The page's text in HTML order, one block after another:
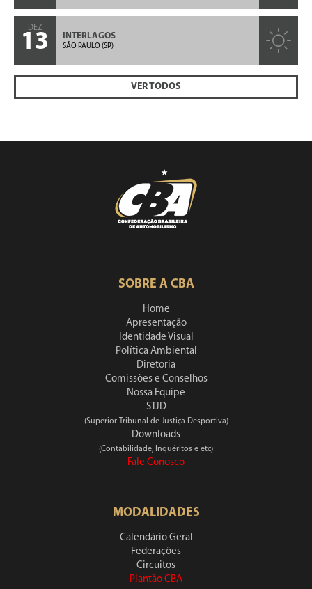
DEZ
13 INTERLAGOS
SÃO PAULO (SP)
VER TODOS
SOBRE A CBA
Home
Apresentação
Identidade Visual
Política Ambiental
Diretoria
Comissões e Conselhos
Nossa Equipe
STJD
(Superior Tribunal de Justiça Desportiva)
Downloads
(Contabilidade, Inquéritos e etc)
Fale Conosco
MODALIDADES
Calendário Geral
Federações
Circuitos
Plantão CBA